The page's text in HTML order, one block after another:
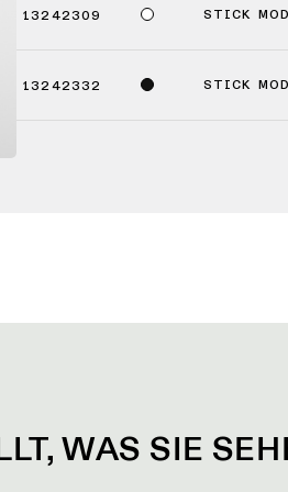
13242309 STICK
13242332 STICK
WAS SIE